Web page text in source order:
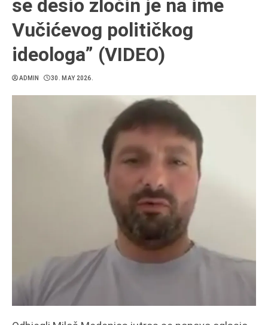
se desio zločin je na ime
Vučićevog političkog
ideologa” (VIDEO)
ADMIN 30. MAY 2026.